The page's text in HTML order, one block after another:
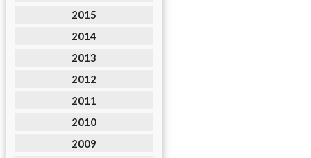
2015
2014
2013
2012
2011
2010
2009